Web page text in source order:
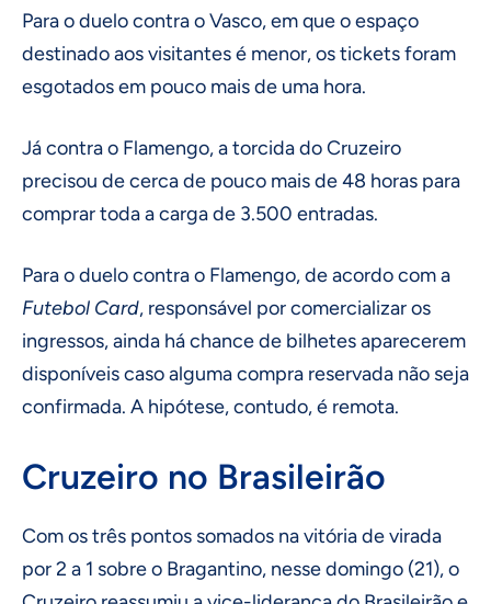
Para o duelo contra o Vasco, em que o espaço
destinado aos visitantes é menor, os tickets foram
esgotados em pouco mais de uma hora.
Já contra o Flamengo, a torcida do Cruzeiro
precisou de cerca de pouco mais de 48 horas para
comprar toda a carga de 3.500 entradas.
Para o duelo contra o Flamengo, de acordo com a
Futebol Card, responsável por comercializar os
ingressos, ainda há chance de bilhetes aparecerem
disponíveis caso alguma compra reservada não seja
confirmada. A hipótese, contudo, é remota.
Cruzeiro no Brasileirão
Com os três pontos somados na vitória de virada
por 2 a 1 sobre o Bragantino, nesse domingo (21), o